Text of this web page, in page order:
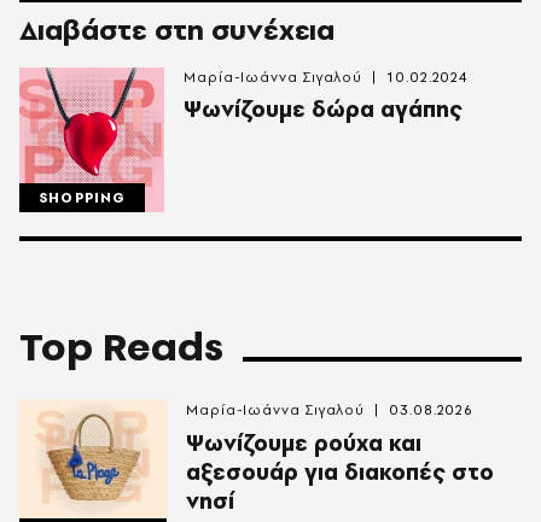
Διαβάστε στη συνέχεια
SHOPPING
Ψωνίζουμε δώρα αγάπης
Μαρία-Ιωάννα Σιγαλού 10.02.2024
Top Reads
Ψωνίζουμε ρούχα και
αξεσουάρ για διακοπές στο
νησί
Μαρία-Ιωάννα Σιγαλού 03.08.2026